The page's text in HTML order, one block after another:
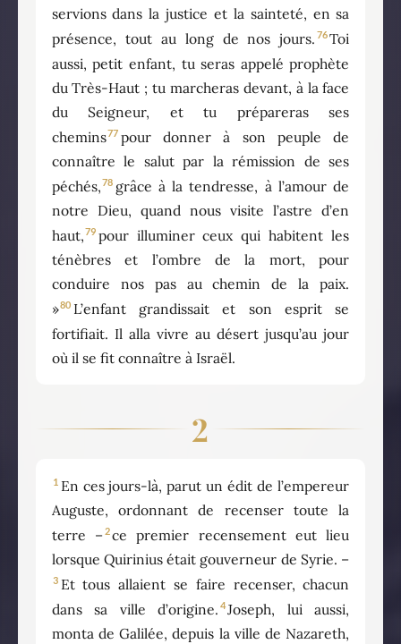
servions dans la justice et la sainteté, en sa
présence, tout au long de nos jours. 76Toi
aussi, petit enfant, tu seras appelé prophète
du Très-Haut ; tu marcheras devant, à la face
du Seigneur, et tu prépareras ses
chemins77 pour donner à son peuple de
connaître le salut par la rémission de ses
péchés,78 grâce à la tendresse, à l’amour de
notre Dieu, quand nous visite l’astre d’en
haut,79 pour illuminer ceux qui habitent les
ténèbres et l’ombre de la mort, pour
conduire nos pas au chemin de la paix.
»80 L’enfant grandissait et son esprit se
fortifiait. Il alla vivre au désert jusqu’au jour
où il se fit connaître à Israël.
2
1 En ces jours-là, parut un édit de l’empereur
Auguste, ordonnant de recenser toute la
terre – 2ce premier recensement eut lieu
lorsque Quirinius était gouverneur de Syrie. –
3 Et tous allaient se faire recenser, chacun
dans sa ville d’origine. 4Joseph, lui aussi,
monta de Galilée, depuis la ville de Nazareth,